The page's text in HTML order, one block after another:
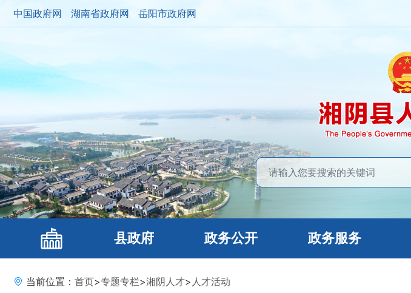
中国政府网 湖南省政府网 岳阳市政府网
县政府 政务公开 政务服务
当前位置： 首页>专题专栏>湘阴人才> 人才活动